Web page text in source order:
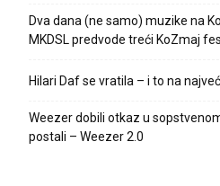
Dva dana (ne samo) muzike na
MKDSL predvode treći KoZmaj
Hilari Daf se vratila – i to na
Weezer dobili otkaz u
postali – Weezer 2.0